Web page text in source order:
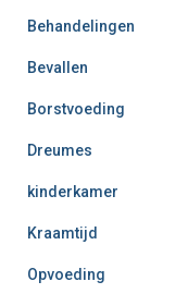
Behandelingen
Bevallen
Borstvoeding
Dreumes
kinderkamer
Kraamtijd
Opvoeding